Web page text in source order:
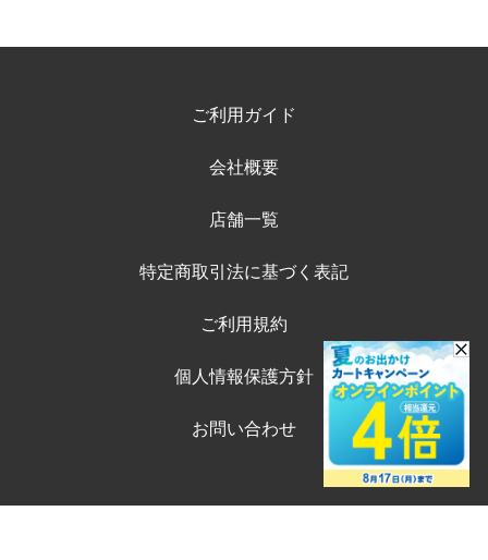
ご利用ガイド
会社概要
店舗一覧
特定商取引法に基づく表記
ご利用規約
個人情報保護方針
お問い合わせ